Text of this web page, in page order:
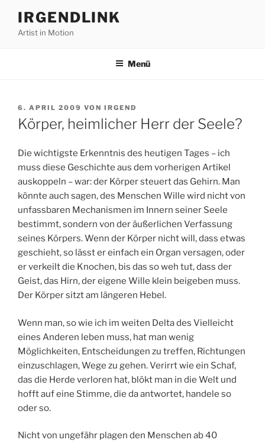
Inhalt
springen
IRGENDLINK
Artist in Motion
Menü
VERÖFFENTLICHT
AM
6. APRIL 2009 VON IRGEND
Körper, heimlicher Herr der Seele?
Die wichtigste Erkenntnis des heutigen Tages – ich
muss diese Geschichte aus dem vorherigen Artikel
auskoppeln – war: der Körper steuert das Gehirn. Man
könnte auch sagen, des Menschen Wille wird nicht von
unfassbaren Mechanismen im Innern seiner Seele
bestimmt, sondern von der äußerlichen Verfassung
seines Körpers. Wenn der Körper nicht will, dass etwas
geschieht, so lässt er einfach ein Organ versagen, oder
er verkeilt die Knochen, bis das so weh tut, dass der
Geist, das Hirn, der eigene Wille klein beigeben muss.
Der Körper sitzt am längeren Hebel.
Wenn man, so wie ich im weiten Delta des Vielleicht
eines Anderen leben muss, hat man wenig
Möglichkeiten, Entscheidungen zu treffen, Richtungen
einzuschlagen, Wege zu gehen. Verirrt wie ein Schaf,
das die Herde verloren hat, blökt man in die Welt und
hofft auf eine Stimme, die da antwortet, handele so
oder so.
Nicht von ungefähr plagen den Menschen ab 40